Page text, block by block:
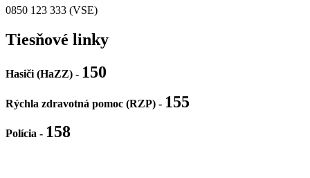
0850 123 333 (VSE)
Tiesňové linky
Hasiči (HaZZ) - 150
Rýchla zdravotná pomoc (RZP) - 155
Polícia - 158